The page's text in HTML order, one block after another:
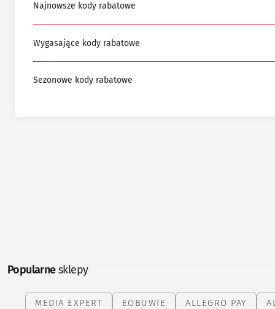
Najnowsze kody rabatowe
Wygasające kody rabatowe
Sezonowe kody rabatowe
Popularnesklepy
MEDIA EXPERT EOBUWIE ALLEGRO PAY